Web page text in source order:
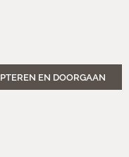
|Garantie|
EN DOORGAAN